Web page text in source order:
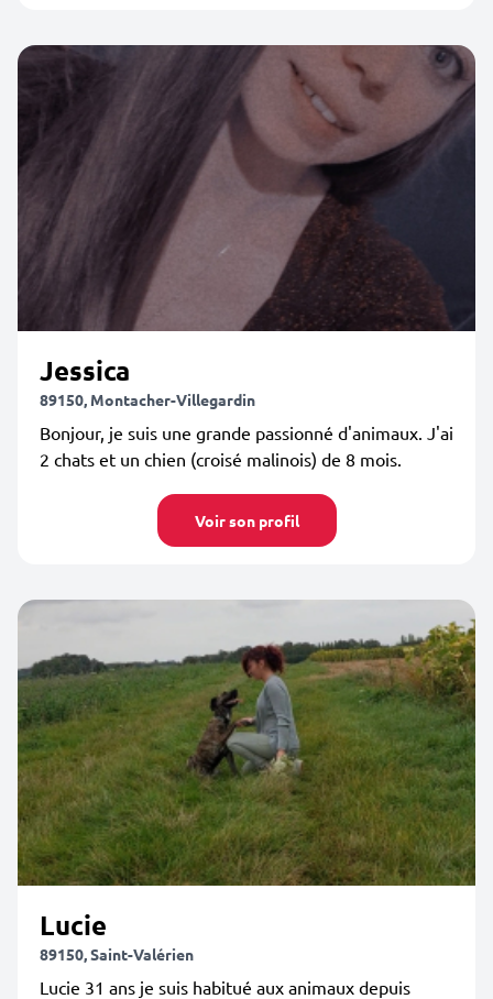
Jessica
89150, Montacher-Villegardin
Bonjour, je suis une grande passionné d'animaux. J'ai
2 chats et un chien (croisé malinois) de 8 mois.
Voir son profil
Lucie
89150, Saint-Valérien
Lucie 31 ans je suis habitué aux animaux depuis